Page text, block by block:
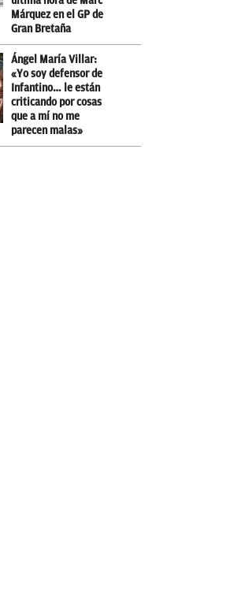
Márquez en el GP de
Gran Bretaña
Ángel María Villar:
«Yo soy defensor de
Infantino… le están
criticando por cosas
que a mí no me
parecen malas»